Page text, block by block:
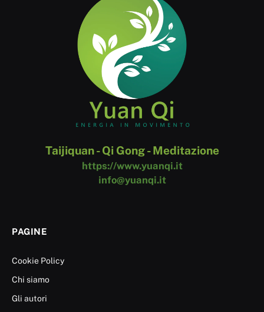
Taijiquan - Qi Gong - Meditazione
https://www.yuanqi.it
info@yuanqi.it
PAGINE
Cookie Policy
Chi siamo
Gli autori